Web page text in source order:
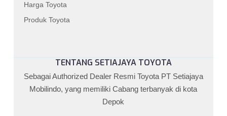
Harga Toyota
Produk Toyota
TENTANG SETIAJAYA TOYOTA
Sebagai Authorized Dealer Resmi Toyota PT Setiajaya
Mobilindo, yang memiliki Cabang terbanyak di kota
Depok